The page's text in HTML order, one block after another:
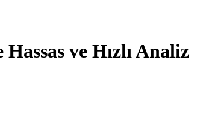
ve Hızlı Analiz